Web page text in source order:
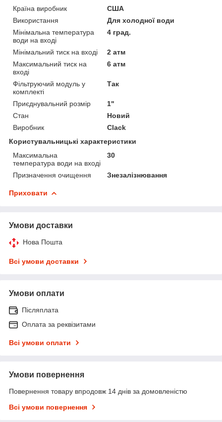
Країна виробник
США
Використання
Для холодної води
Мінімальна температура
води на вході
4 град.
Мінімальний тиск на вході
2 атм
Максимальний тиск на
вході
6 атм
Фільтруючий модуль у
комплекті
Так
Приєднувальний розмір
1"
Стан
Новий
Виробник
Clack
Користувальницькі характеристики
Максимальна
температура води на вході
30
Призначення очищення Знезалізнювання
Приховати
Умови доставки
Нова Пошта
Всі умови доставки
Умови оплати
Післяплата
Оплата за реквізитами
Всі умови оплати
Умови повернення
Повернення товару впродовж 14 днів за домовленістю
Всі умови повернення